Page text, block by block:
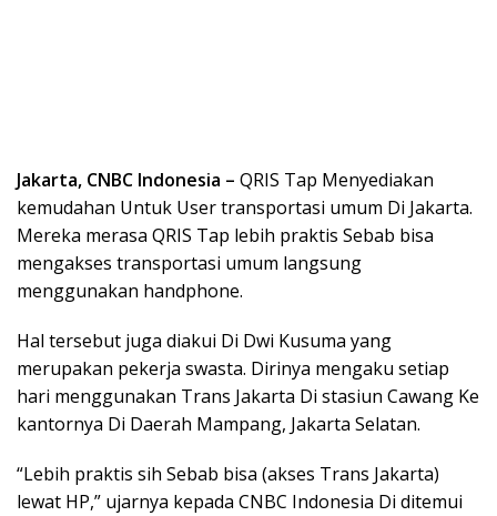
Jakarta, CNBC Indonesia – QRIS Tap Menyediakan
kemudahan Untuk User transportasi umum Di Jakarta.
Mereka merasa QRIS Tap lebih praktis Sebab bisa
mengakses transportasi umum langsung
menggunakan handphone.
Hal tersebut juga diakui Di Dwi Kusuma yang
merupakan pekerja swasta. Dirinya mengaku setiap
hari menggunakan Trans Jakarta Di stasiun Cawang Ke
kantornya Di Daerah Mampang, Jakarta Selatan.
“Lebih praktis sih Sebab bisa (akses Trans Jakarta)
lewat HP,” ujarnya kepada CNBC Indonesia Di ditemui